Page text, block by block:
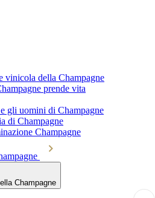
vinicola della Champagne
prende vita
gli uomini di Champagne
di Champagne
Champagne
Champagne